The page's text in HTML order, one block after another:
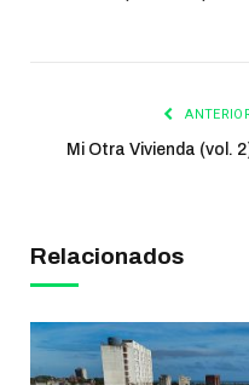
Mi Otra Vivienda (vol.
Relacionados